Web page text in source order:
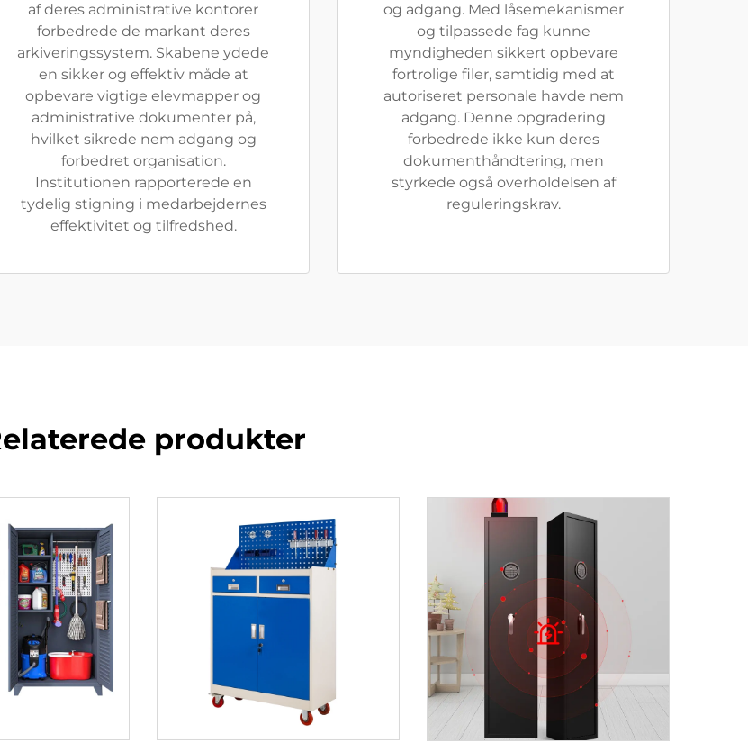
af deres administrative kontorer
forbedrede de markant deres
arkiveringssystem. Skabene ydede
en sikker og effektiv måde at
opbevare vigtige elevmapper og
administrative dokumenter på,
hvilket sikrede nem adgang og
forbedret organisation.
Institutionen rapporterede en
tydelig stigning i medarbejdernes
effektivitet og tilfredshed.
og adgang. Med låsemekanismer
og tilpassede fag kunne
myndigheden sikkert opbevare
fortrolige filer, samtidig med at
autoriseret personale havde nem
adgang. Denne opgradering
forbedrede ikke kun deres
dokumenthåndtering, men
styrkede også overholdelsen af
reguleringskrav.
produkter